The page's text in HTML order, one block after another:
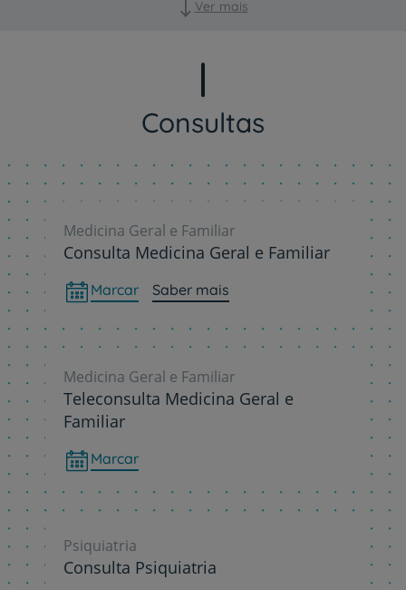
Consultas
Medicina Geral e Familiar
Consulta Medicina Geral e Familiar
Marcar Saber mais
Medicina Geral e Familiar
Teleconsulta Medicina Geral e
Familiar
Marcar
Psiquiatria
Consulta Psiquiatria